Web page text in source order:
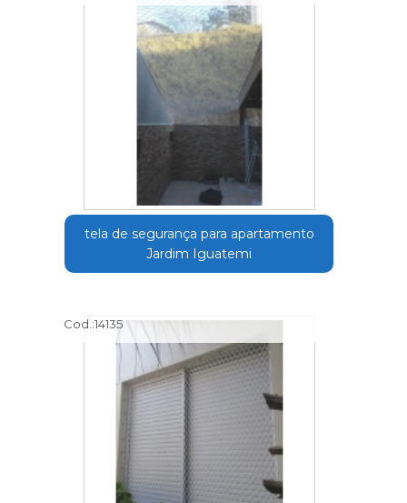
tela de segurança para apartamento
Jardim Iguatemi
Cod.:14135